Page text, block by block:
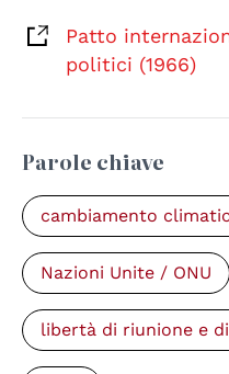
Patto
politici (1966)
Parole chiave
cambiamento
Nazioni Unite / ONU
libertà di riunione e